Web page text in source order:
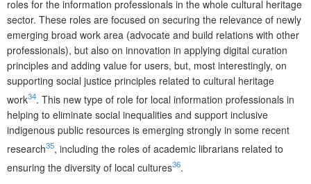
roles for the information professionals in the whole cultural heritage
sector. These roles are focused on securing the relevance of newly
emerging broad work area (advocate and build relations with other
professionals), but also on innovation in applying digital curation
principles and adding value for users, but, most interestingly, on
supporting social justice principles related to cultural heritage
work34. This new type of role for local information professionals in
helping to eliminate social inequalities and support inclusive
indigenous public resources is emerging strongly in some recent
research35, including the roles of academic librarians related to
ensuring the diversity of local cultures36.